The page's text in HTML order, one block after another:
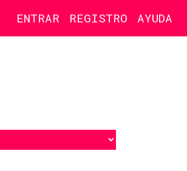
ENTRAR REGISTRO AYUDA